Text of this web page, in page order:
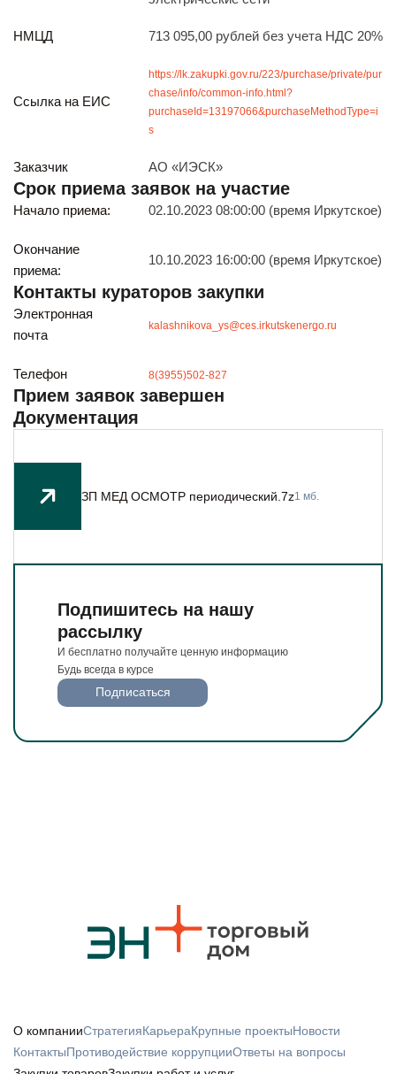
ул. Рабочая, 22
тел.: + 7 (3952) 792-193
с 8:00 до 17:15
Перерыв на обед с 12 до 13 часов
ПОДПИШИТЕСЬ НА НАШУ РАССЫЛКУ
И бесплатно получайте ценную информацию
Будьте всегда в курсе
НМЦД 713 095,00 рублей без учета НДС 20%
Ссылка на ЕИС
https://lk.zakupki.gov.ru/223/purchase/private/pur
chase/info/common-info.html?
purchaseId=13197066&purchaseMethodType=i
s
Заказчик АО «ИЭСК»
Срок приема заявок на участие
Начало приема: 02.10.2023 08:00:00 (время Иркутское)
Окончание
приема:
10.10.2023 16:00:00 (время Иркутское)
Контакты кураторов закупки
Электронная
почта
kalashnikova_ys@ces.irkutskenergo.ru
Телефон 8(3955)502-827
Прием заявок завершен
Документация
ЗП МЕД ОСМОТР периодический.7z1 мб.
Подпишитесь на нашу
рассылку
И бесплатно получайте ценную информацию
Будь всегда в курсе
Подписаться
О компанииСтратегияКарьераКрупные проектыНовости
КонтактыПротиводействие коррупцииОтветы на вопросы